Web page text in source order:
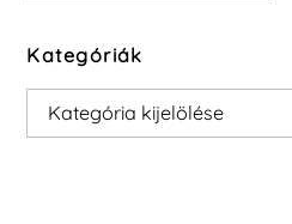
Kategóriák
Kategóriák